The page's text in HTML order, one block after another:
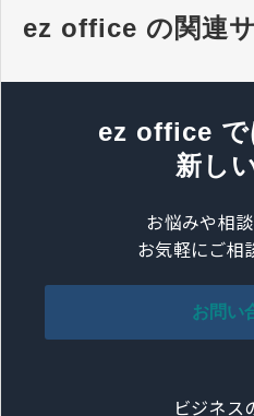
ez office の関連
ez office で
新し
お悩みや相
お気軽にご相
お問い
ビジネス